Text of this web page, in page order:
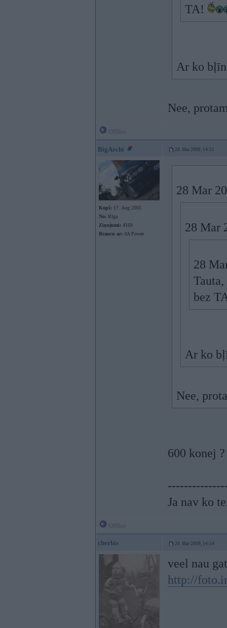
TA!
Ar ko
Nee,
BigArchi 28. Mar 2009, 14:51
Kopš: 17. Aug 2005
No: Rīga
Ziņojumi: 4169
Braucu ar: dA Power
28 Mar
28 Mar
28
bez
Ar ko
Nee,
600 konej ?
Ja nav ko
cherbis 28. Mar 2009, 14:54
veel nau
http://